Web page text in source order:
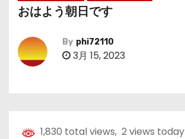
おはよう朝日です
By phi72110
3月 15, 2023
1,830 total views, 2 views today